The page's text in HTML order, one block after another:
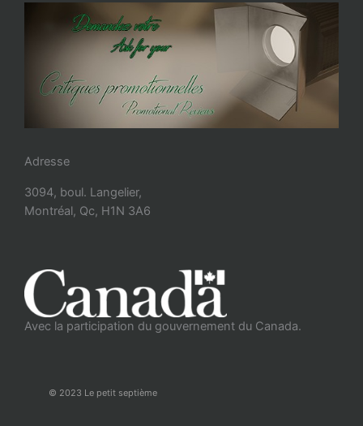
Adresse
3094, boul. Langelier,
Montréal, Qc, H1N 3A6
Avec la participation du gouvernement du Canada.
© 2023 Le petit septième